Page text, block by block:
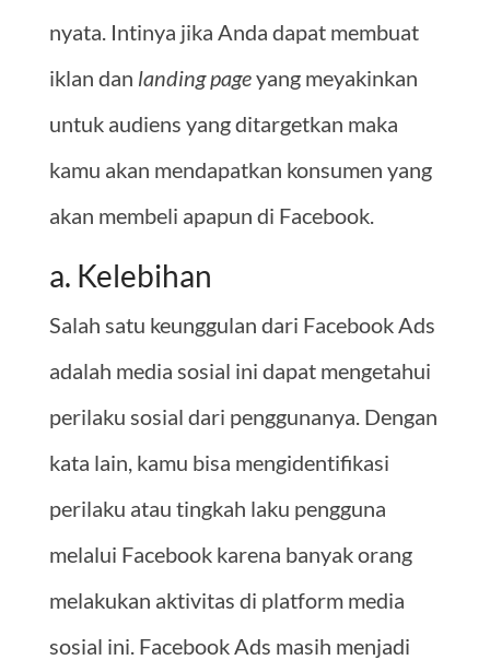
nyata. Intinya jika Anda dapat membuat
iklan dan landing pageyang meyakinkan
untuk audiens yang ditargetkan maka
kamu akan mendapatkan konsumen yang
akan membeli apapun di Facebook.
a. Kelebihan
Salah satu keunggulan dari Facebook Ads
adalah media sosial ini dapat mengetahui
perilaku sosial dari penggunanya. Dengan
kata lain, kamu bisa mengidentifikasi
perilaku atau tingkah laku pengguna
melalui Facebook karena banyak orang
melakukan aktivitas di platform media
sosial ini. Facebook Ads masih menjadi